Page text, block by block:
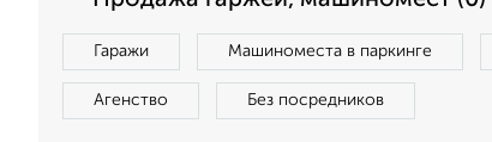
Гаражи Машиноместа в паркинге
Агенство Без посредников